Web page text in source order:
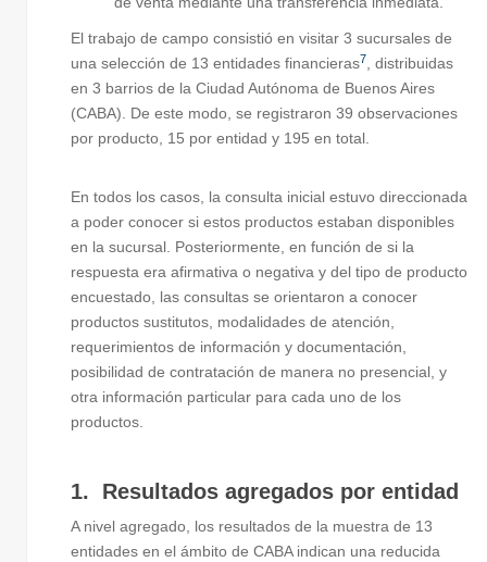
El trabajo de campo consistió en visitar 3 sucursales de
una selección de 13 entidades financieras7
, distribuidas
en 3 barrios de la Ciudad Autónoma de Buenos Aires
(CABA). De este modo, se registraron 39 observaciones
por producto, 15 por entidad y 195 en total.
En todos los casos, la consulta inicial estuvo direccionada
a poder conocer si estos productos estaban disponibles
en la sucursal. Posteriormente, en función de si la
respuesta era afirmativa o negativa y del tipo de producto
encuestado, las consultas se orientaron a conocer
productos sustitutos, modalidades de atención,
requerimientos de información y documentación,
posibilidad de contratación de manera no presencial, y
otra información particular para cada uno de los
productos.
1. Resultados agregados por entidad
A nivel agregado, los resultados de la muestra de 13
entidades en el ámbito de CABA indican una reducida